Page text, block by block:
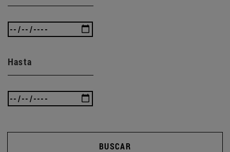
Hasta
BUSCAR